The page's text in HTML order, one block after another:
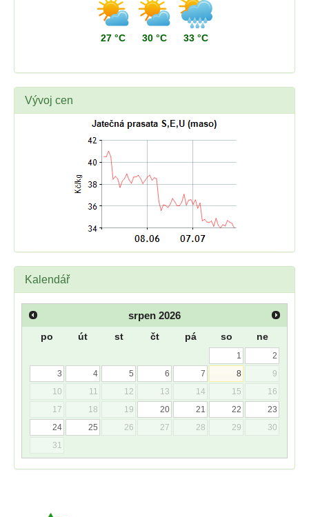
27 °C 30 °C 33 °C
Vývoj cen
Kalendář
srpen 2026
po út st čt pá so ne
1
2
3
4 5 6 7 8
9
10
11 12 13 14 15
16
17
18 19 20 21 22
23
24
25 26 27 28 29
30
31